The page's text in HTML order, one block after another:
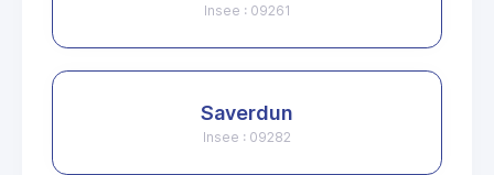
Insee : 09261
Saverdun
Insee : 09282